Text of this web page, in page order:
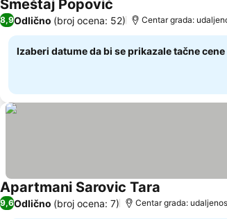
Smeštaj Popović Pogledaj cene
8,9Odlično (broj ocena: 52) Centar grada:
Izaberi datume da bi se prikazale tačne cene
Apartmani Sarovic Tara
9,6Odlično (broj ocena: 7) Centar grada: